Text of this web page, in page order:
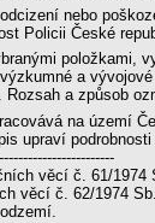
nebo
Policii České
položkami,
a
a způsob
na území
upraví
věcí č. 61/
věcí č. 62/1974